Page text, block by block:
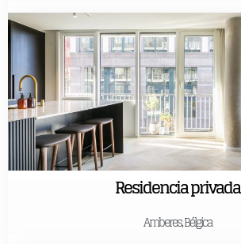
Residencia privada
Amberes, Bélgica